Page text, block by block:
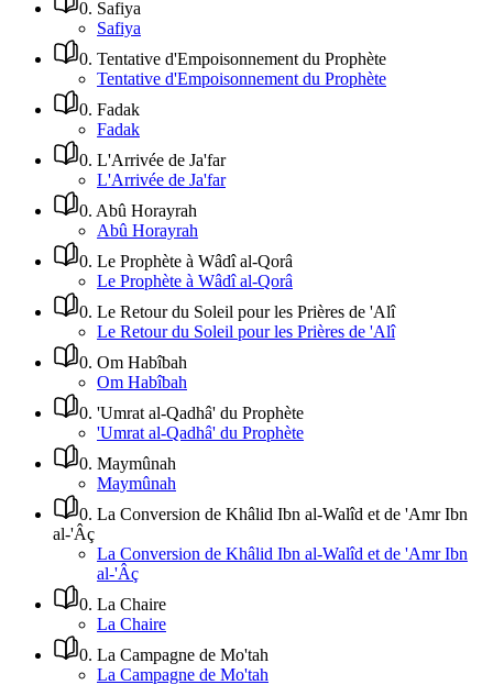
0. Safiya
Safiya
0. Tentative d'Empoisonnement du Prophète
Tentative d'Empoisonnement du Prophète
0. Fadak
Fadak
0. L'Arrivée de Ja'far
L'Arrivée de Ja'far
0. Abû Horayrah
Abû Horayrah
0. Le Prophète à Wâdî al-Qorâ
Le Prophète à Wâdî al-Qorâ
0. Le Retour du Soleil pour les Prières de 'Alî
Le Retour du Soleil pour les Prières de 'Alî
0. Om Habîbah
Om Habîbah
0. 'Umrat al-Qadhâ' du Prophète
'Umrat al-Qadhâ' du Prophète
0. Maymûnah
Maymûnah
0. La Conversion de Khâlid Ibn al-Walîd et de 'Amr Ibn
al-'Âç
La Conversion de Khâlid Ibn al-Walîd et de 'Amr Ibn
al-'Âç
0. La Chaire
La Chaire
0. La Campagne de Mo'tah
La Campagne de Mo'tah